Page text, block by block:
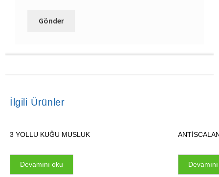
İlgili Ürünler
3 YOLLU KUĞU MUSLUK
Devamını oku